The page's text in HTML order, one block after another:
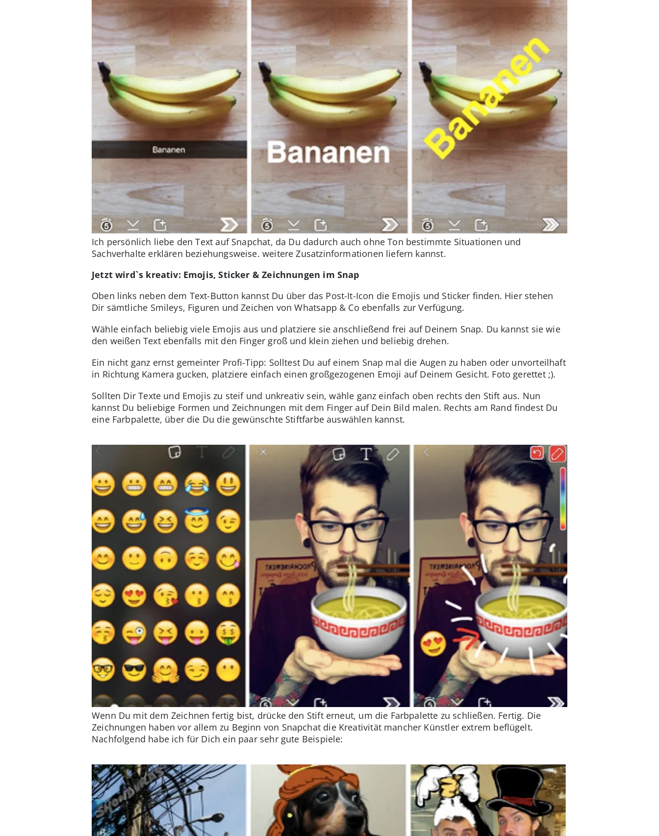
Ich persönlich liebe den Text auf Snapchat, da Du dadurch auch ohne Ton bestimmte Situationen und
Sachverhalte erklären beziehungsweise. weitere Zusatzinformationen liefern kannst.
Jetzt wird`s kreativ: Emojis, Sticker & Zeichnungen im Snap
Oben links neben dem Text-Button kannst Du über das Post-It-Icon die Emojis und Sticker finden. Hier stehen
Dir sämtliche Smileys, Figuren und Zeichen von Whatsapp & Co ebenfalls zur Verfügung.
Wähle einfach beliebig viele Emojis aus und platziere sie anschließend frei auf Deinem Snap. Du kannst sie wie
den weißen Text ebenfalls mit den Finger groß und klein ziehen und beliebig drehen.
Ein nicht ganz ernst gemeinter Profi-Tipp: Solltest Du auf einem Snap mal die Augen zu haben oder unvorteilhaft
in Richtung Kamera gucken, platziere einfach einen großgezogenen Emoji auf Deinem Gesicht. Foto gerettet ;).
Sollten Dir Texte und Emojis zu steif und unkreativ sein, wähle ganz einfach oben rechts den Stift aus. Nun
kannst Du beliebige Formen und Zeichnungen mit dem Finger auf Dein Bild malen. Rechts am Rand findest Du
eine Farbpalette, über die Du die gewünschte Stiftfarbe auswählen kannst.
Wenn Du mit dem Zeichnen fertig bist, drücke den Stift erneut, um die Farbpalette zu schließen. Fertig. Die
Zeichnungen haben vor allem zu Beginn von Snapchat die Kreativität mancher Künstler extrem beflügelt.
Nachfolgend habe ich für Dich ein paar sehr gute Beispiele: